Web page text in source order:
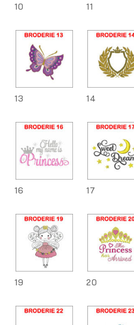
10 11
13 14
16 17
19 20